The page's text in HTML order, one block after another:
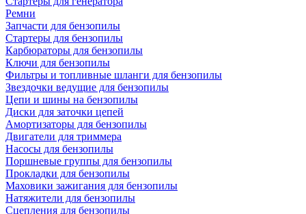
Ремни
Запчасти для бензопилы
Стартеры для бензопилы
Карбюраторы для бензопилы
Ключи для бензопилы
Фильтры и топливные шланги для бензопилы
Звездочки ведущие для бензопилы
Цепи и шины на бензопилы
Диски для заточки цепей
Амортизаторы для бензопилы
Двигатели для триммера
Насосы для бензопилы
Поршневые группы для бензопилы
Прокладки для бензопилы
Маховики зажигания для бензопилы
Натяжители для бензопилы
Сцепления для бензопилы